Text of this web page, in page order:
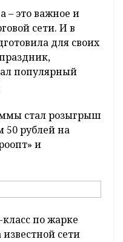
– это важное и
сети. И в
для своих
популярный
стал розыгрыш
50 рублей на
и
по жарке
сети